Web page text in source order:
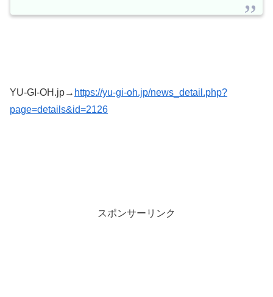
YU-GI-OH.jp→ https://yu-gi-oh.jp/news_detail.php?
page=details&id=2126
スポンサーリンク